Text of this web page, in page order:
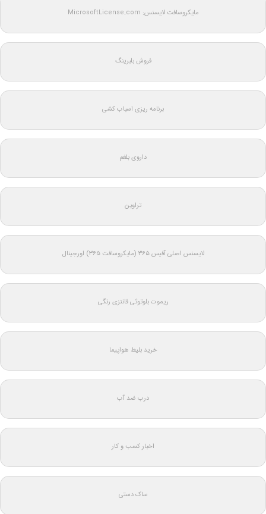
مایکروسافت لایسنس: MicrosoftLicense.com
فروش بلبرینگ
برنامه ریزی اسباب کشی
داروی بلغم
تراوین
لایسنس اصلی آفیس ۳۶۵ (مایکروسافت ۳۶۵) اورجینال
ریموت بلوتوثی فانتزی رنگی
خرید بلیط هواپیما
درب ضد آب
اخبار کسب و کار
ساک دستی